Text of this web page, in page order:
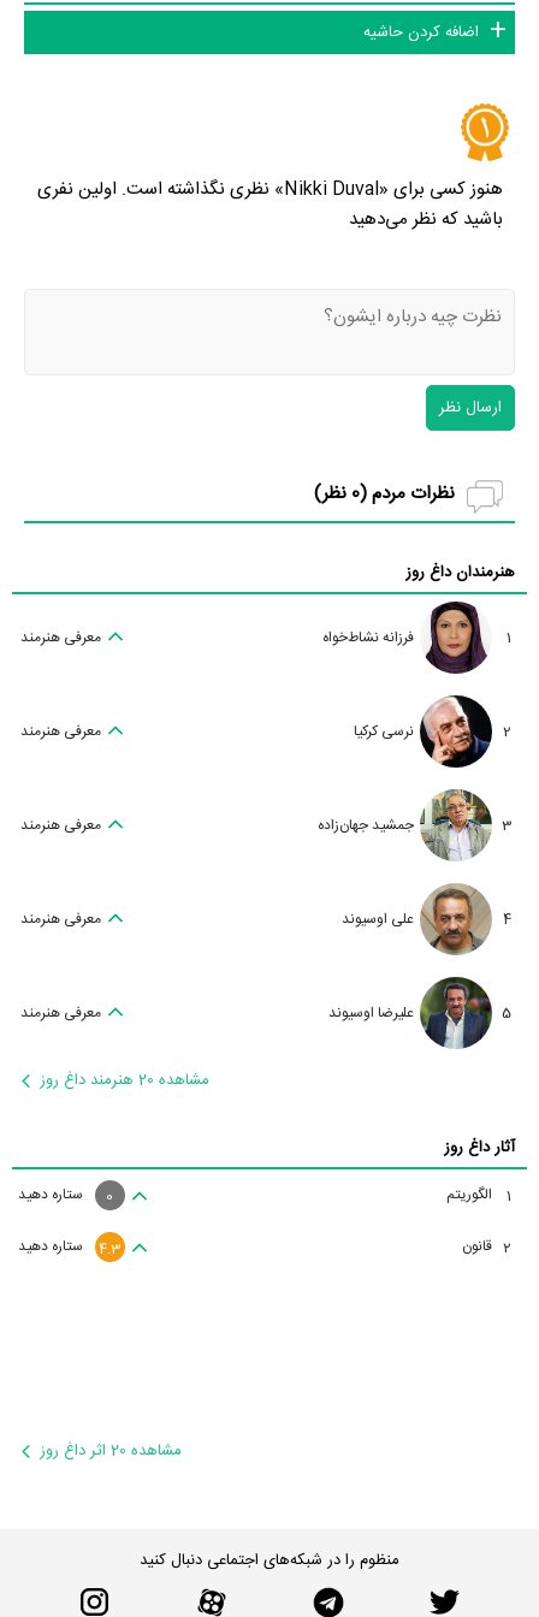
اضافه کردن حاشیه
هنوز کسی برای «Nikki Duval» نظری نگذاشته است. اولین نفری
باشید که نظر می‌دهید
ارسال نظر
نظرات مردم (0 نظر)
هنرمندان داغ روز
1 فرزانه نشاط‌خواه معرفی هنرمند
2 نرسی کرکیا معرفی هنرمند
3 جمشید جهان‌زاده معرفی هنرمند
4 علی اوسیوند معرفی هنرمند
5 علیرضا اوسیوند معرفی هنرمند
مشاهده 20 هنرمند داغ روز
آثار داغ روز
1 الگوریتم ستاره دهید 0
2 قانون ستاره دهید 4.3
مشاهده 20 اثر داغ روز
منظوم را در شبکه‌های اجتماعی دنبال کنید